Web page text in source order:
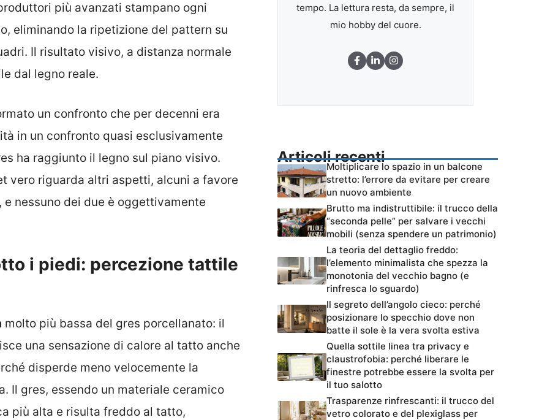
più avanzati stampano ogni
eliminando la ripetizione del pattern su
Il risultato visivo, a distanza normale
dal legno reale.
un confronto che per decenni era
in un confronto quasi esclusivamente
ha raggiunto il legno sul piano visivo.
vero riguarda altri aspetti, alcuni a favore
nessuno dei due è oggettivamente
i piedi: percezione tattile
molto più bassa del gres porcellanato: il
una sensazione di calore al tatto anche
disperde meno velocemente la
Il gres, essendo un materiale ceramico
più alta e risulta freddo al tatto,
tempo. La lettura resta, da sempre, il
mio hobby del cuore.
Articoli recenti
Moltiplicare lo spazio in un balcone
stretto: l’errore da evitare per creare
un nuovo ambiente
Brutto ma indistruttibile: il trucco della
“seconda pelle” per salvare i vecchi
mobili (senza spendere un patrimonio)
La teoria del dettaglio freddo:
l’elemento minimalista che spezza la
monotonia del vecchio bagno (e
rinfresca lo sguardo)
Il segreto dell’angolo cieco: perché
posizionare lo specchio dove non
batte il sole è la vera svolta estiva
Quella sottile linea tra privacy e
claustrofobia: perché liberare le
finestre potrebbe essere la svolta per
il tuo salotto
Trasparenze rinfrescanti: il trucco del
vetro colorato e del plexiglass per